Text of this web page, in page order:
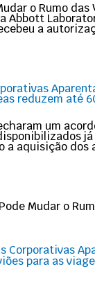
o Rumo
Abbott
a
reduzem até
um
aquisição dos
Mudar o
Corporativas
para as